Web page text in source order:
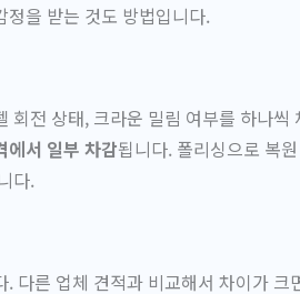
정을 받는 것도 방법입니다.
회전 상태, 크라운 밀림 여부를 하나씩
에서 일부 차감됩니다. 폴리싱으로 복
다.
다른 업체 견적과 비교해서 차이가 크